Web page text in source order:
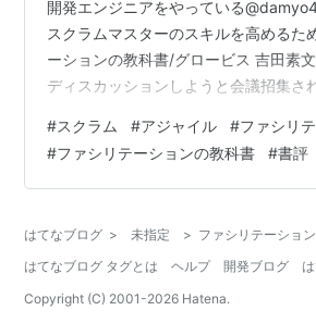
開発エンジニアをやっている
スクラムマスターのスキルを高めるた
ーションの教科書/グロービス 吉田素文
ディスカッションしようと会議招集さ
側になったときに 上手くできなかった
があったり。 今後そういったことを繰
も、 本書はとても勉強になったので
本記事は書籍のまとめ、そしてファシ
（以下、会議とします）や…
#スクラム #アジャイル #ファシリ
#ファシリテーションの教科書 #書評
はてなブログ > 未指定 > ファシリテーショ
はてなブログ タグとは
ヘルプ 開発ブログ
Copyright (C) 2001-2026 Hatena.